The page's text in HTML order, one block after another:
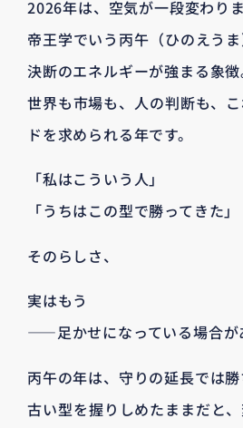
2026年は、空気が一段変わりま
帝王学でいう丙午（ひのえう
決断のエネルギーが強まる象徴
世界も市場も、人の判断も、
ドを求められる年です。
「私はこういう人」
「うちはこの型で勝ってきた」
そのらしさ、
実はもう
——足かせになっている場合が
丙午の年は、守りの延長では勝
古い型を握りしめたままだと